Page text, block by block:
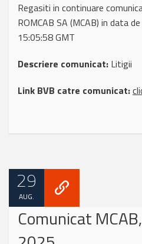
Regasiti in continuare
ROMCAB SA (MCAB) in data
15:05:58 GMT
Descriere comunicat: Litigii
Link BVB catre comunicat:
29
AUG.
Comunicat